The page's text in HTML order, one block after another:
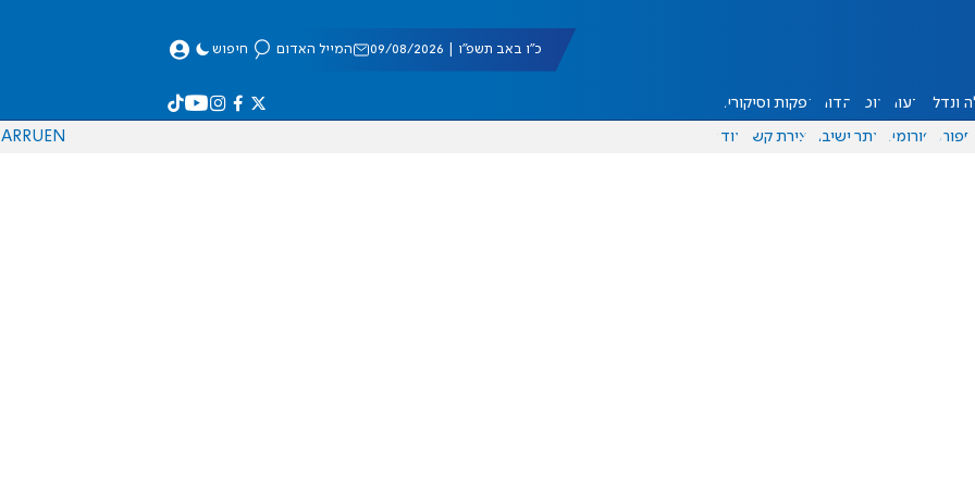
כ"ו באב תשפ"ו | 09/08/2026 המייל האדום חיפוש
ונדל"ן דעות אוכל יהדות הפקות וסיקורים
ספורט פורומים אתר ישיבה יצירת קשר עוד EN
RU
AR